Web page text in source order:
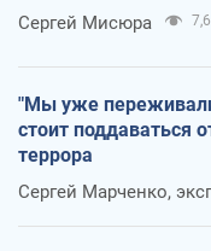
Сергей Мисюра
"Мы уже
стоит поддаваться
террора
Сергей Марченко,